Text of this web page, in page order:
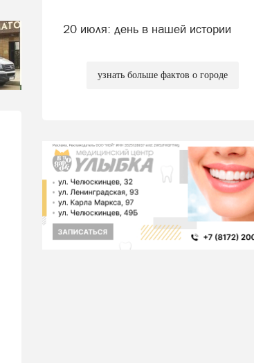
20 июля: день в нашей истории
узнать больше фактов о городе